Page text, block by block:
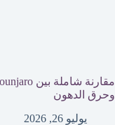
وحرق الدهون
يوليو 26, 2026